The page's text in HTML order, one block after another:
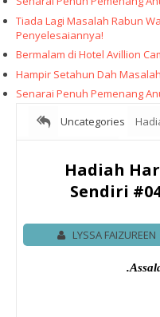
Tiada Lagi Masalah Rabun
Penyelesaiannya!
Bermalam di Hotel Avillion
Hampir Setahun Dah
Senarai Penuh Pemenang
Uncategories
Hadiah
Sendiri
LYSSA FAIZUREEN